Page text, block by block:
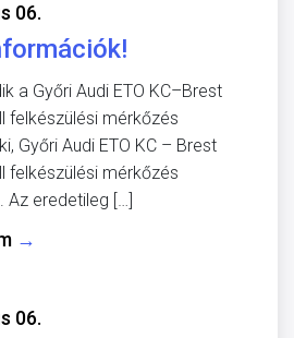
06.
a Győri Audi ETO KC–Brest
felkészülési mérkőzés
Győri Audi ETO KC – Brest
felkészülési mérkőzés
Az eredetileg […]
→
06.